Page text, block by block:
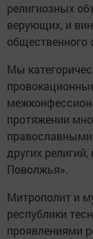
религиозных
верующих, и
общественного
Мы
протяжении
других
Поволжья».
Митрополит и
республики
проявлениями